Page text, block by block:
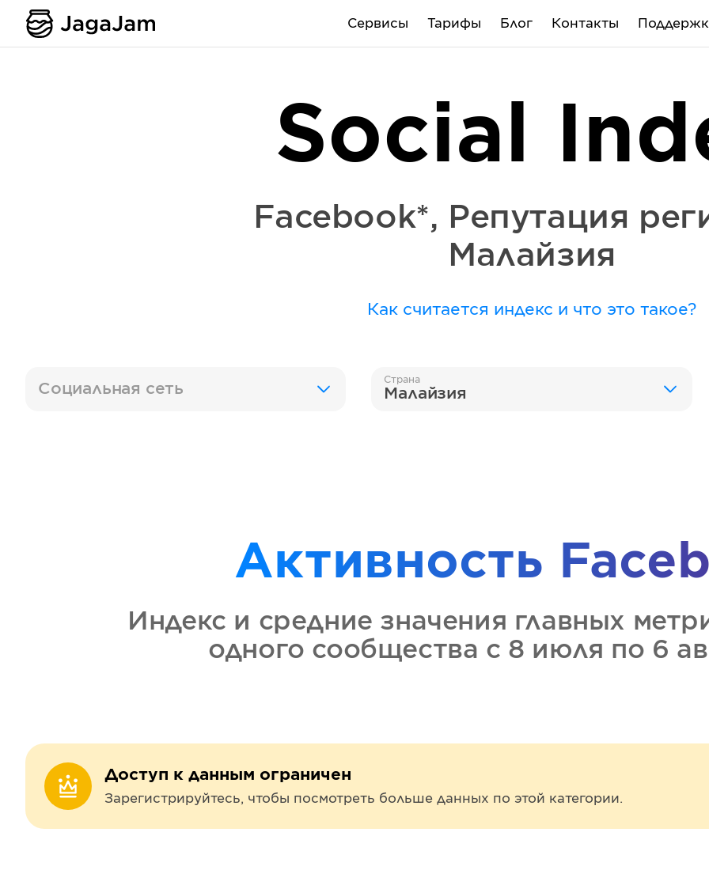
Сервисы Тарифы Блог Контакты
Social
Facebook*, Репутация
Малайзия
Как считается индекс и что это такое?
Социальная сеть
Страна
Малайзия
Активность
Индекс и средние значения главных
одного сообщества с 8 июля по 6
Доступ к данным ограничен
Зарегистрируйтесь, чтобы посмотреть больше данных по этой категории.